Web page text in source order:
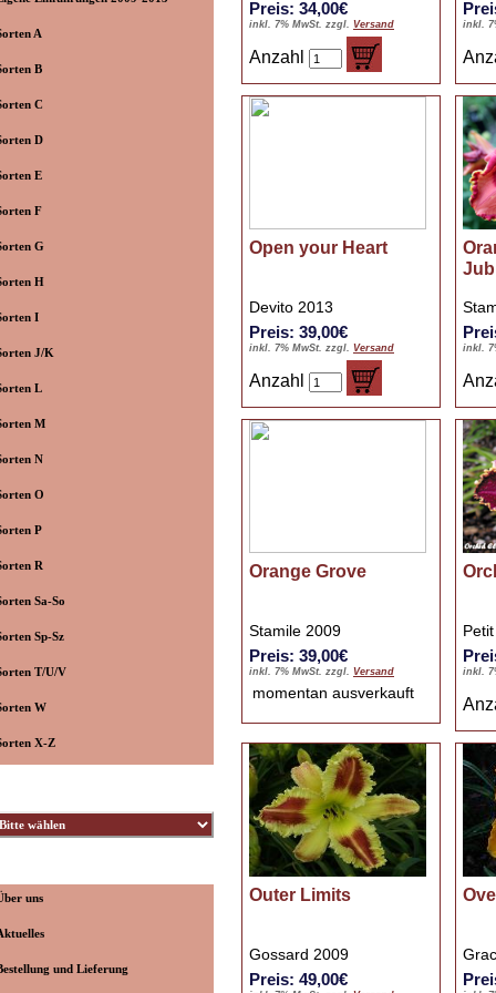
A
B
C
D
E
F
G
H
I
J/K
L
M
N
O
P
R
Sa-So
Sp-Sz
T/U/V
W
X-Z
uns
und Lieferung
Preis: 34,00€
inkl. 7% MwSt. zzgl. Versand
Anzahl
inkl.
Open your Heart
Devito 2013
Preis: 39,00€
inkl. 7% MwSt. zzgl. Versand
Anzahl
inkl.
Orange Grove
Stamile 2009
Preis: 39,00€
inkl. 7% MwSt. zzgl. Versand
momentan ausverkauft
inkl.
Outer Limits
Gossard 2009
Preis: 49,00€